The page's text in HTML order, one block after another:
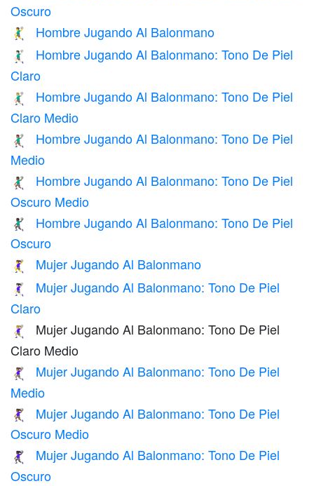
Oscuro
🤾‍♂️ Hombre Jugando Al Balonmano
🤾🏻‍♂️
Hombre Jugando Al Balonmano: Tono De Piel
Claro
🤾🏼‍♂️
Hombre Jugando Al Balonmano: Tono De Piel
Claro Medio
🤾🏽‍♂️
Hombre Jugando Al Balonmano: Tono De Piel
Medio
🤾🏾‍♂️
Hombre Jugando Al Balonmano: Tono De Piel
Oscuro Medio
🤾🏿‍♂️
Hombre Jugando Al Balonmano: Tono De Piel
Oscuro
🤾‍♀️ Mujer Jugando Al Balonmano
🤾🏻‍♀️
Mujer Jugando Al Balonmano: Tono De Piel
Claro
🤾🏼‍♀️
Mujer Jugando Al Balonmano: Tono De Piel
Claro Medio
🤾🏽‍♀️
Mujer Jugando Al Balonmano: Tono De Piel
Medio
🤾🏾‍♀️
Mujer Jugando Al Balonmano: Tono De Piel
Oscuro Medio
🤾🏿‍♀️
Mujer Jugando Al Balonmano: Tono De Piel
Oscuro